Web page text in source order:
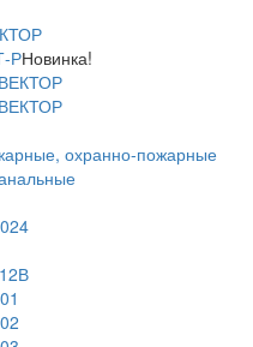
РНовинка!
охранно-пожарные